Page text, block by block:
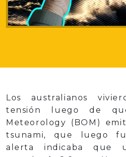
Los australianos
tensión luego de
Meteorology (BOM)
tsunami, que luego
alerta indicaba que